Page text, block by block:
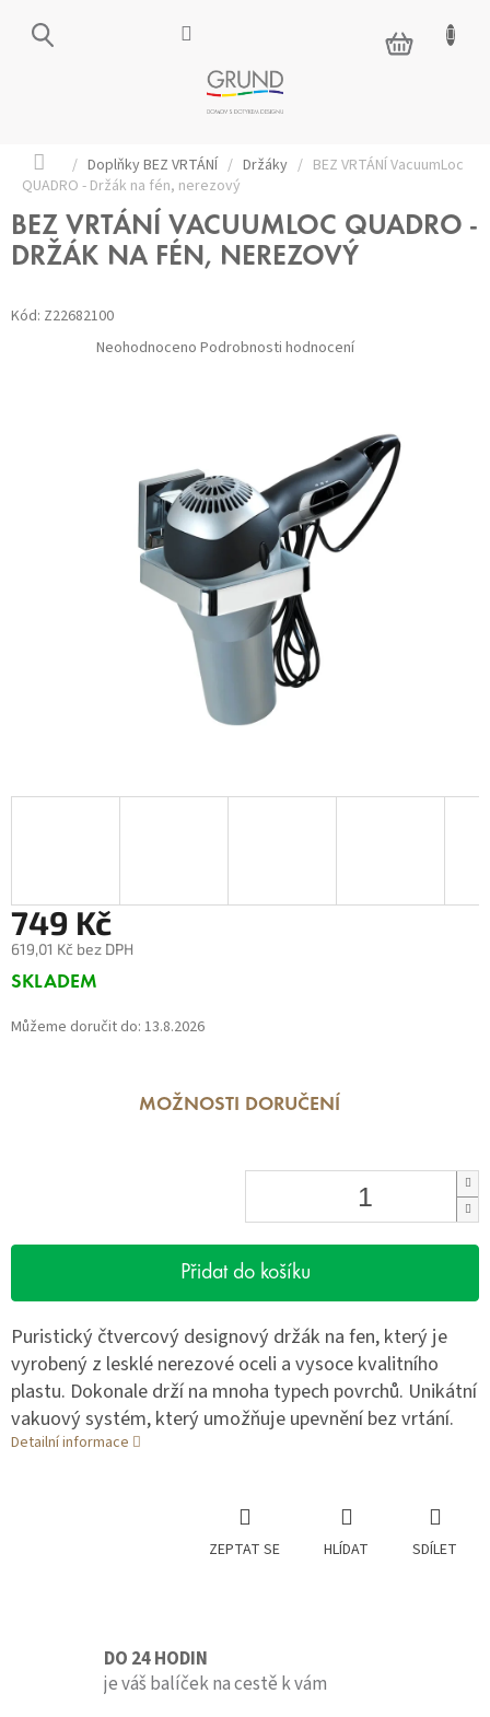
NÁKUPNÍ
KOŠÍK
Domů
/ Doplňky BEZ VRTÁNÍ / Držáky / BEZ VRTÁNÍ VacuumLoc
QUADRO - Držák na fén, nerezový
BEZ VRTÁNÍ VACUUMLOC QUADRO -
DRŽÁK NA FÉN, NEREZOVÝ
Kód: Z22682100
Průměrné
hodnocení
Neohodnoceno Podrobnosti hodnocení
749 Kč
619,01 Kč bez DPH
Měrná
SKLADEM
Můžeme doručit do: 13.8.2026
MOŽNOSTI DORUČENÍ
Přidat do košíku
Puristický čtvercový designový držák na fen, který je
vyrobený z lesklé nerezové oceli a vysoce kvalitního
plastu. Dokonale drží na mnoha typech povrchů. Unikátní
vakuový systém, který umožňuje upevnění bez vrtání.
Detailní informace
ZEPTAT SE HLÍDAT SDÍLET
DO 24 HODIN
je váš balíček na cestě k vám